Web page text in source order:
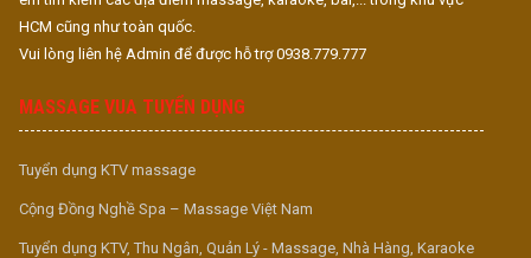
HCM cũng như toàn quốc.
Vui lòng liên hệ Admin để được hỗ trợ 0938.779.777
MASSAGE VUA TUYỂN DỤNG
Tuyển dụng KTV massage
Cộng Đồng Nghề Spa – Massage Việt Nam
Tuyển dụng KTV, Thu Ngân, Quản Lý - Massage, Nhà Hàng, Karaoke